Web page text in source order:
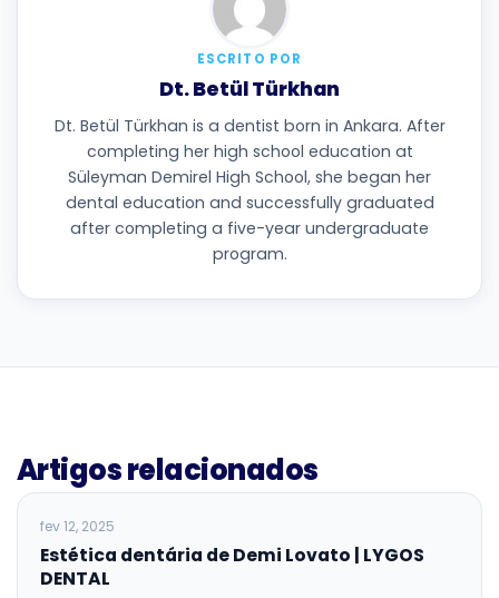
ESCRITO POR
Dt. Betül Türkhan
Dt. Betül Türkhan is a dentist born in Ankara. After
completing her high school education at
Süleyman Demirel High School, she began her
dental education and successfully graduated
after completing a five-year undergraduate
program.
Artigos relacionados
BLOG
fev 12, 2025
Estética dentária de Demi Lovato | LYGOS
DENTAL